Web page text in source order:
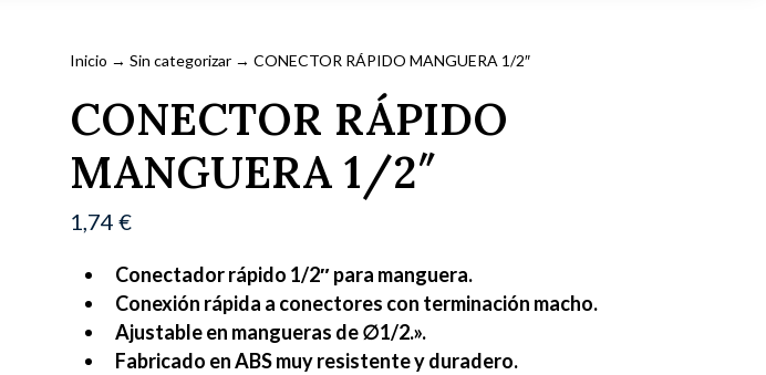
Inicio → Sin categorizar→ CONECTOR RÁPIDO MANGUERA 1/2″
CONECTOR RÁPIDO
MANGUERA 1/2″
1,74 €
Conectador rápido 1/2″ para manguera.
Conexión rápida a conectores con terminación macho.
Ajustable en mangueras de ∅1/2.».
Fabricado en ABS muy resistente y duradero.